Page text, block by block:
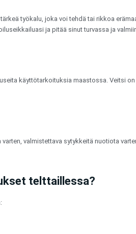
työkalu, joka voi tehdä tai rikkoa
ja pitää sinut turvassa ja
käyttötarkoituksia maastossa. Veitsi
valmistettava sytykkeitä nuotiota
telttaillessa?